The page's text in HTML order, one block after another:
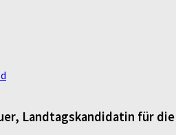
Landtagskandidatin für